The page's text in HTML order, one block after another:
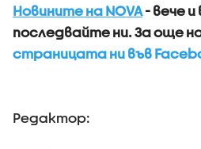
Новините на NOVA- вече и
последвайте ни.За още
страницата ни във
Редактор: